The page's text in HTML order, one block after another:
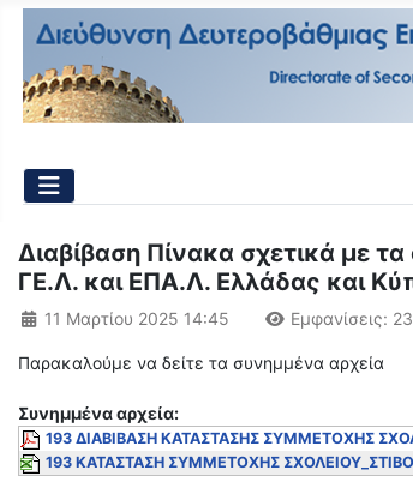
Διαβίβαση Πίνακα σχετικά με
ΓΕ.Λ. και ΕΠΑ.Λ. Ελλάδας και
Λεπτομέρειες
11 Μαρτίου 2025 14:45 Εμφανίσεις:
Παρακαλούμε να δείτε τα συνημμένα αρχεία
Συνημμένα αρχεία:
193 ΔΙΑΒΙΒΑΣΗ ΚΑΤΑΣΤΑΣΗΣ ΣΥΜΜΕΤΟΧΗΣ
193 ΚΑΤΑΣΤΑΣΗ ΣΥΜΜΕΤΟΧΗΣ